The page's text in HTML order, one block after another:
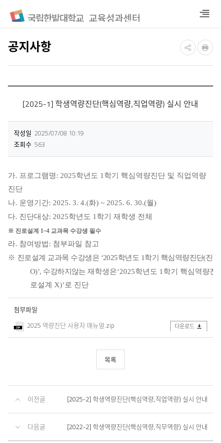
공지사항
[2025-1] 학생역량진단(핵심역량,직업역량) 실시 안내
작성일 2025/07/08 10:19
조회수 563
가. 프로그램명: 2025학년도 1학기 핵심역량진단 및 직업역량
진단
나. 운영기간: 2025. 3. 4.(화) ~ 2025. 6. 30.(월)
다. 진단대상: 2025학년도 1학기 재학생 전체
※ 진로설계 1~4 교과목 수강생 필수
라. 참여방법: 첨부파일 참고
※ 진로설계 교과목 수강생은 ‘2025학년도 1학기 핵심역량진단(진
O)’, 수강하지않는 재학생은‘2025학년도 1학기 핵심역량진
로설계 X)’로 진단
첨부파일
2025 역량진단 사용자 매뉴얼.zip
다운로드
목록
이전글 [2025-2] 학생역량진단(핵심역량,직업역량) 실시 안내
다음글 [2022-2] 학생역량진단(핵심역량,직무역량) 실시 안내